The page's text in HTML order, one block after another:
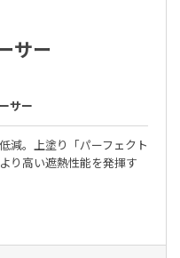
サー
サー
減。上塗り「パーフェクト
り高い遮熱性能を発揮す